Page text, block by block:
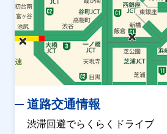
道路交通情報
渋滞回避でらくらくドライブ